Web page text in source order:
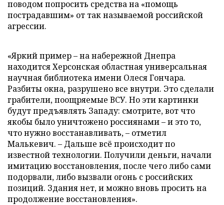
поводом попросить средства на «помощь
пострадавшим» от так называемой российской
агрессии.
«Яркий пример – на набережной Днепра
находится Херсонская областная универсальная
научная библиотека имени Олеся Гончара.
Разбиты окна, разрушено все внутри. Это сделали
грабители, поощряемые ВСУ. Но эти картинки
будут предъявлять Западу: смотрите, вот что
якобы было уничтожено россиянами – и это то,
что нужно восстанавливать, – отметил
Малькевич. – Дальше всё происходит по
известной технологии. Получили деньги, начали
имитацию восстановления, после чего либо сами
подорвали, либо вызвали огонь с российских
позиций. Здания нет, и можно вновь просить на
продолжение восстановления».